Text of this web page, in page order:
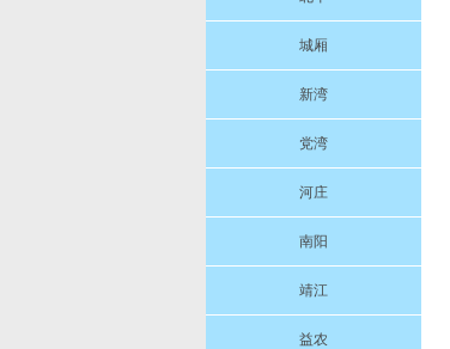
城厢
新湾
党湾
河庄
南阳
靖江
益农